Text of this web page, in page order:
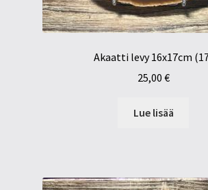
Akaatti levy 16x17cm
25,00 €
Lue lisää